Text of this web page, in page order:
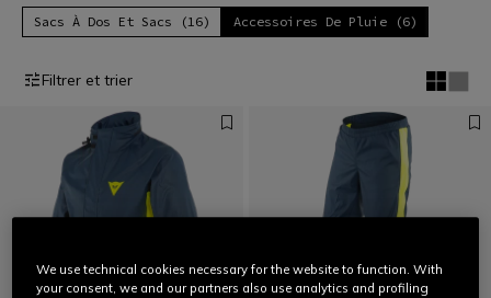
Sacs À Dos Et Sacs (16) Accessoires De Pluie (6)
Filtrer et trier
We use technical cookies necessary for the website to function. With
your consent, we and our partners also use analytics and profiling